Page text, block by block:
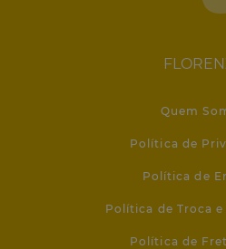
Quem
Política de
Política de
Política de Troca
Política de